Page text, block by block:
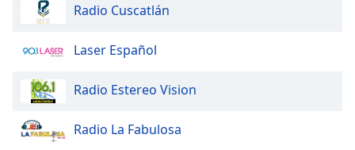
Close
dialog
Radio Cuscatlán
Laser Español
Radio Estereo Vision
Radio La Fabulosa